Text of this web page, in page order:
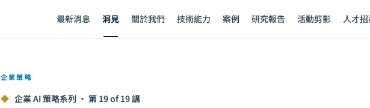
最新消息 洞見 關於我們 技術能力 案例 研究報告 活動剪影 人才
企業策略
◆ 企業 AI 策略系列 · 第 19 of 19 講